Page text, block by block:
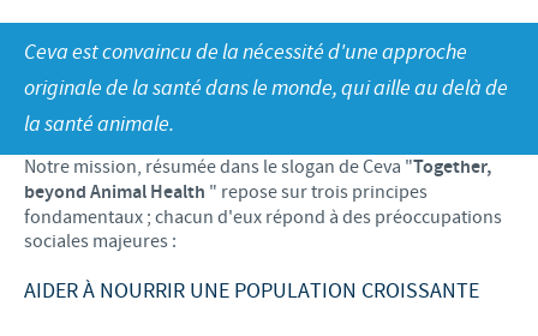
Notre mission
Nos valeurs
Recherche et développement
Production
Porcs
Volailles
Importance de la responsabilité
Programmes de soutien
Partenariats commerciaux et scientifiques
ACTUALITÉS
Actualités internationales
Actualités au sein du Benelux
OFFRES D'EMPLOI
Offres d'emploi internationales
Offres d'emploi au sein du Benelux
CONTACT
Ceva est convaincu de la nécessité d'une approche
originale de la santé dans le monde, qui aille au delà de
la santé animale.
Notre mission, résumée dans le slogan de Ceva "Together,
beyond Animal Health " repose sur trois principes
fondamentaux ; chacun d'eux répond à des préoccupations
sociales majeures :
AIDER À NOURRIR UNE POPULATION CROISSANTE